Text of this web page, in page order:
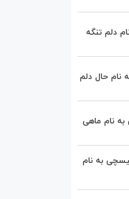
دلم تنگه
نام حال دلم
به نام ماهی
به نام